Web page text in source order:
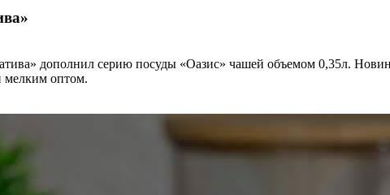
дополнил серию посуды «Оазис» чашей объемом 0,35л.
мелким оптом.